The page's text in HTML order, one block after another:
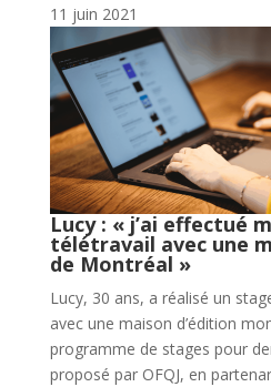
11 juin 2021
Lucy : « j’ai effectué
télétravail avec une
de Montréal »
Lucy, 30 ans, a réalisé un
avec une maison d’édition
programme de stages pour
proposé par OFQJ, en